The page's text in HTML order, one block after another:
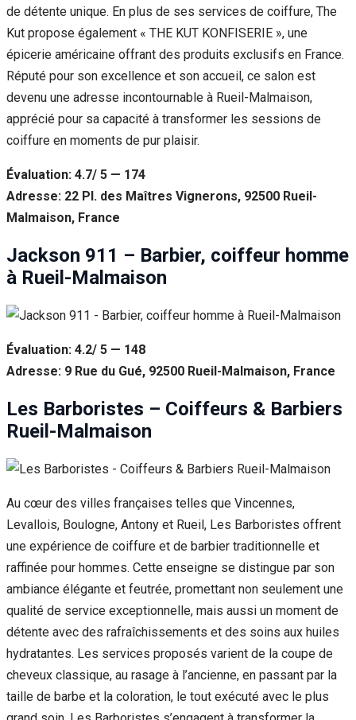
de détente unique. En plus de ses services de coiffure, The
Kut propose également « THE KUT KONFISERIE », une
épicerie américaine offrant des produits exclusifs en France.
Réputé pour son excellence et son accueil, ce salon est
devenu une adresse incontournable à Rueil-Malmaison,
apprécié pour sa capacité à transformer les sessions de
coiffure en moments de pur plaisir.
Évaluation: 4.7/ 5 — 174
Adresse: 22 Pl. des Maîtres Vignerons, 92500 Rueil-
Malmaison, France
Jackson 911 – Barbier, coiffeur homme
à Rueil-Malmaison
Évaluation: 4.2/ 5 — 148
Adresse: 9 Rue du Gué, 92500 Rueil-Malmaison, France
Les Barboristes – Coiffeurs & Barbiers
Rueil-Malmaison
Au cœur des villes françaises telles que Vincennes,
Levallois, Boulogne, Antony et Rueil, Les Barboristes offrent
une expérience de coiffure et de barbier traditionnelle et
raffinée pour hommes. Cette enseigne se distingue par son
ambiance élégante et feutrée, promettant non seulement une
qualité de service exceptionnelle, mais aussi un moment de
détente avec des rafraîchissements et des soins aux huiles
hydratantes. Les services proposés varient de la coupe de
cheveux classique, au rasage à l’ancienne, en passant par la
taille de barbe et la coloration, le tout exécuté avec le plus